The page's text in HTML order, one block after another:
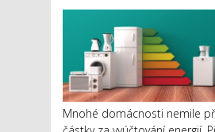
Mnohé domácnosti nemile